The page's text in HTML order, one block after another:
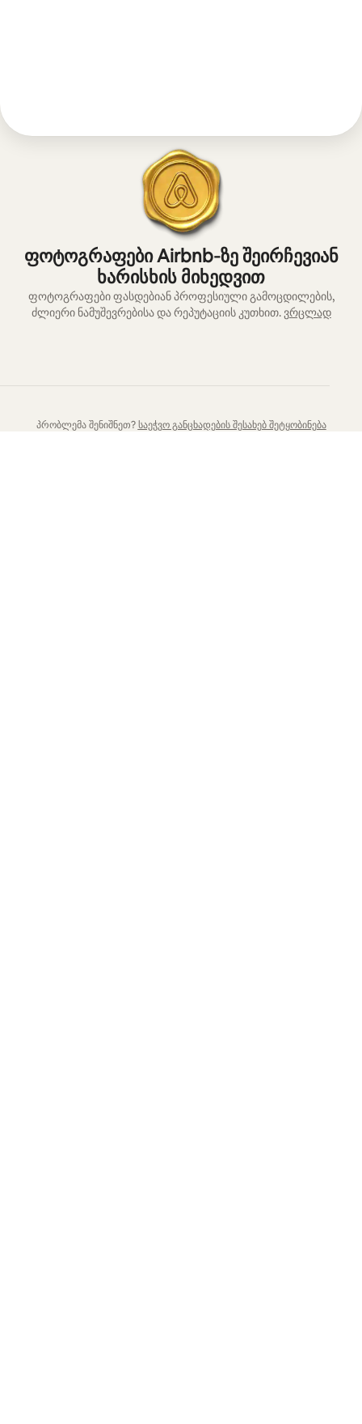
ფოტოგრაფები Airbnb‑ზე შეირჩევიან
ხარისხის მიხედვით
ფოტოგრაფები ფასდებიან პროფესიული გამოცდილების,
ძლიერი ნამუშევრებისა და რეპუტაციის კუთხით. ვრცლად
პრობლემა შენიშნეთ? საეჭვო განცხადების შესახებ შეტყობინება